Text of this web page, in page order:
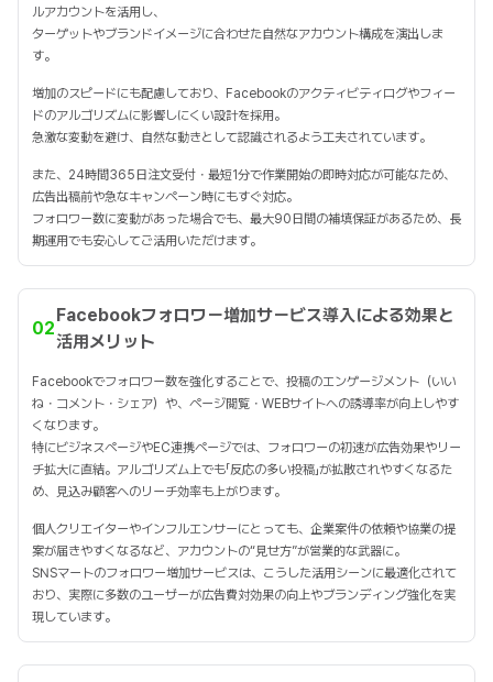
ルアカウントを活用し、
ターゲットやブランドイメージに合わせた自然なアカウント構成を演出しま
す。
増加のスピードにも配慮しており、Facebookのアクティビティログやフィー
ドのアルゴリズムに影響しにくい設計を採用。
急激な変動を避け、自然な動きとして認識されるよう工夫されています。
また、24時間365日注文受付・最短1分で作業開始の即時対応が可能なため、
広告出稿前や急なキャンペーン時にもすぐ対応。
フォロワー数に変動があった場合でも、最大90日間の補填保証があるため、長
期運用でも安心してご活用いただけます。
02
Facebookフォロワー増加サービス導入による効果と
活用メリット
Facebookでフォロワー数を強化することで、投稿のエンゲージメント（いい
ね・コメント・シェア）や、ページ閲覧・WEBサイトへの誘導率が向上しやす
くなります。
特にビジネスページやEC連携ページでは、フォロワーの初速が広告効果やリー
チ拡大に直結。アルゴリズム上でも「反応の多い投稿」が拡散されやすくなるた
め、見込み顧客へのリーチ効率も上がります。
個人クリエイターやインフルエンサーにとっても、企業案件の依頼や協業の提
案が届きやすくなるなど、アカウントの“見せ方”が営業的な武器に。
SNSマートのフォロワー増加サービスは、こうした活用シーンに最適化されて
おり、実際に多数のユーザーが広告費対効果の向上やブランディング強化を実
現しています。